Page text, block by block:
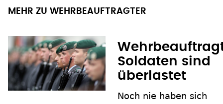
MEHR ZU WEHRBEAUFTRAGTER
Soldaten sind
überlastet
Noch nie haben sich